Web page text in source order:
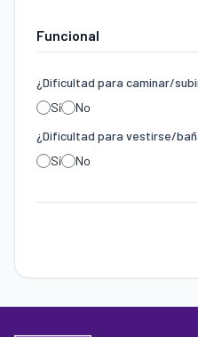
Funcional
¿Dificultad para caminar/
Sí
No
¿Dificultad para vestirse/
Sí
No